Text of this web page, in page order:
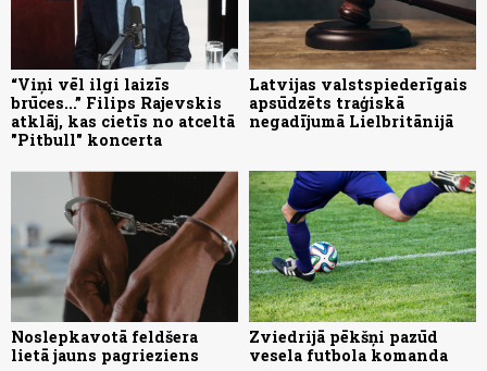
“Viņi vēl ilgi laizīs
brūces...” Filips Rajevskis
atklāj, kas cietīs no atceltā
"Pitbull" koncerta
Latvijas valstspiederīgais
apsūdzēts traģiskā
negadījumā Lielbritānijā
Noslepkavotā feldšera
lietā jauns pagrieziens
Zviedrijā pēkšņi pazūd
vesela futbola komanda